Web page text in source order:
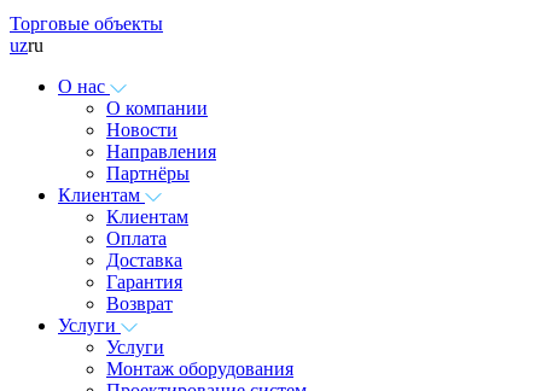
Торговые объекты
uzru
О нас
О компании
Новости
Направления
Партнёры
Клиентам
Клиентам
Оплата
Доставка
Гарантия
Возврат
Услуги
Услуги
Монтаж оборудования